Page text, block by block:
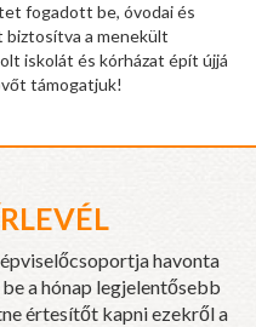
fogadott be, óvodai és
a menekült
iskolát és kórházat épít újjá
támogatjuk!
havonta
a hónap legjelentősebb
értesítőt kapni ezekről a